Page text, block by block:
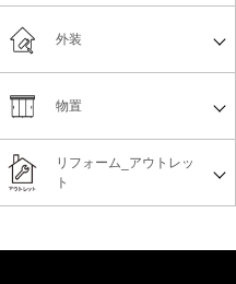
リフォーム_アウトレッ
ト
物置
外装